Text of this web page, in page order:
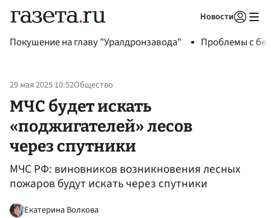
Новости
Покушение на главу "Уралдронзавода" Проблемы с
29 мая 2025 10:52Общество
МЧС будет искать
«поджигателей» лесов
через спутники
МЧС РФ: виновников возникновения лесных
пожаров будут искать через спутники
Екатерина Волкова